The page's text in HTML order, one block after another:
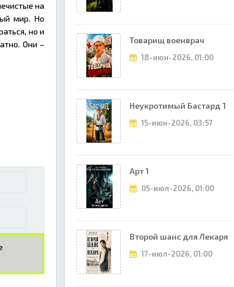
на
мир. Но
но и
Они –
Товарищ военврач
18-июн-2026, 01:00
Неукротимый Бастард 1
15-июн-2026, 03:57
Арт 1
05-июл-2026, 01:00
Второй шанс для Лекаря
17-июл-2026, 01:00